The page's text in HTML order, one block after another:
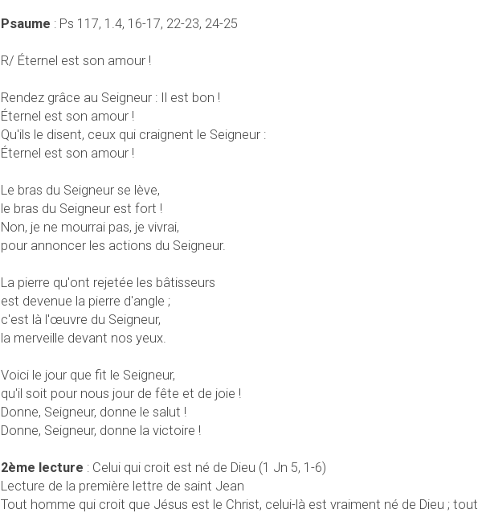
Psaume : Ps 117, 1.4, 16-17, 22-23, 24-25
R/ Éternel est son amour !
Rendez grâce au Seigneur : Il est bon !
Éternel est son amour !
Qu'ils le disent, ceux qui craignent le Seigneur :
Éternel est son amour !
Le bras du Seigneur se lève,
le bras du Seigneur est fort !
Non, je ne mourrai pas, je vivrai,
pour annoncer les actions du Seigneur.
La pierre qu'ont rejetée les bâtisseurs
est devenue la pierre d'angle ;
c'est là l'œuvre du Seigneur,
la merveille devant nos yeux.
Voici le jour que fit le Seigneur,
qu'il soit pour nous jour de fête et de joie !
Donne, Seigneur, donne le salut !
Donne, Seigneur, donne la victoire !
2ème lecture : Celui qui croit est né de Dieu (1 Jn 5, 1-6)
Lecture de la première lettre de saint Jean
Tout homme qui croit que Jésus est le Christ, celui-là est vraiment né de Dieu ; tout